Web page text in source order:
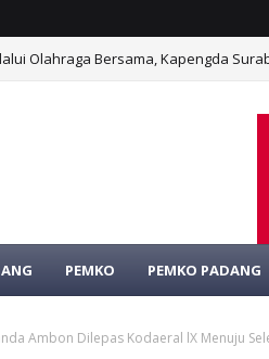
Olahraga Bersama, Kapengda
DI WEBSITE
PEMKO PEMKO PADANG
Ambon Dilepas Kodaeral lX Menuju